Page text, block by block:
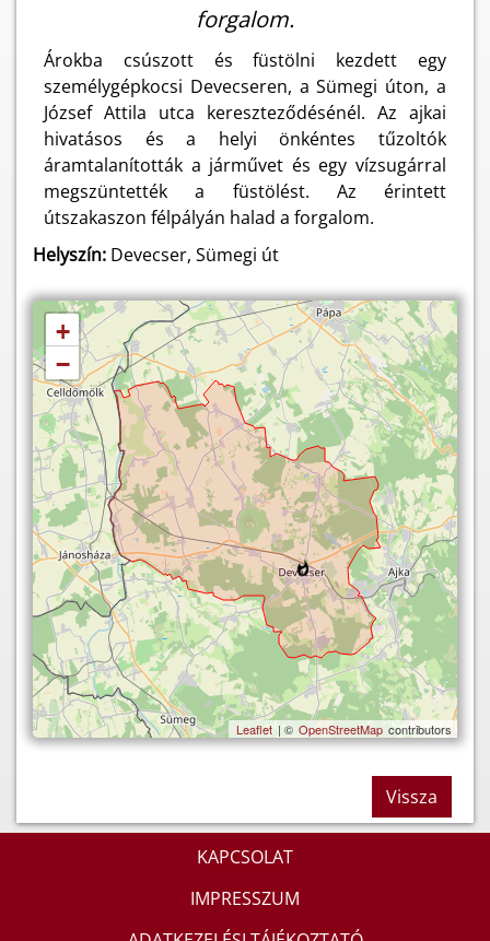
forgalom.
Árokba csúszott és füstölni kezdett egy
személygépkocsi Devecseren, a Sümegi úton, a
József Attila utca kereszteződésénél. Az ajkai
hivatásos és a helyi önkéntes tűzoltók
áramtalanították a járművet és egy vízsugárral
megszüntették a füstölést. Az érintett
útszakaszon félpályán halad a forgalom.
Helyszín: Devecser, Sümegi út
+
−
Leaflet | © OpenStreetMap contributors
Vissza
KAPCSOLAT
IMPRESSZUM